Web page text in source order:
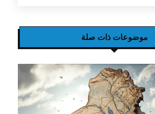
موضوعات ذات صلة